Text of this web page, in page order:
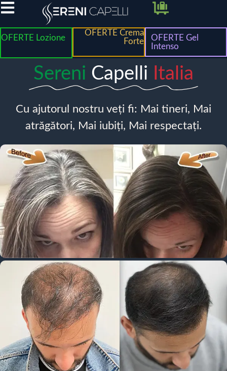
OFERTE Lozione
OFERTE Crema
Forte
OFERTE Gel
Intenso
Sereni Capelli Italia
Cu ajutorul nostru veți fi: Mai tineri, Mai
atrăgători, Mai iubiți, Mai respectați.